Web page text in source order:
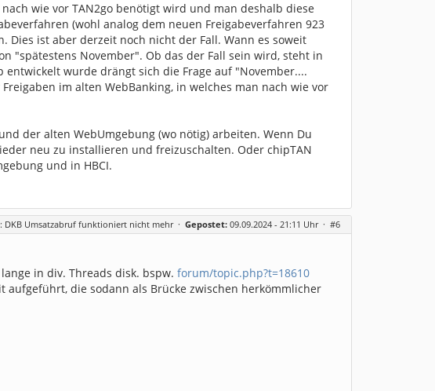
nach wie vor TAN2go benötigt wird und man deshalb diese
(wohl analog dem neuen Freigabeverfahren 923
Dies ist aber derzeit noch nicht der Fall. Wann es soweit
"spätestens November". Ob das der Fall sein wird, steht in
wurde drängt sich die Frage auf "November....
im alten WebBanking, in welches man nach wie vor
der alten WebUmgebung (wo nötig) arbeiten. Wenn Du
neu zu installieren und freizuschalten. Oder chipTAN
und in HBCI.
DKB Umsatzabruf funktioniert nicht mehr· Gepostet: 09.09.2024 - 21:11 Uhr · #6
in div. Threads disk. bspw. forum/topic.php?t=18610
die sodann als Brücke zwischen herkömmlicher